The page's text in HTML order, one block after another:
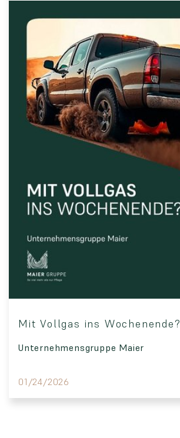
Mit Vollgas ins Wochenende?
Unternehmensgruppe Maier
01/24/2026